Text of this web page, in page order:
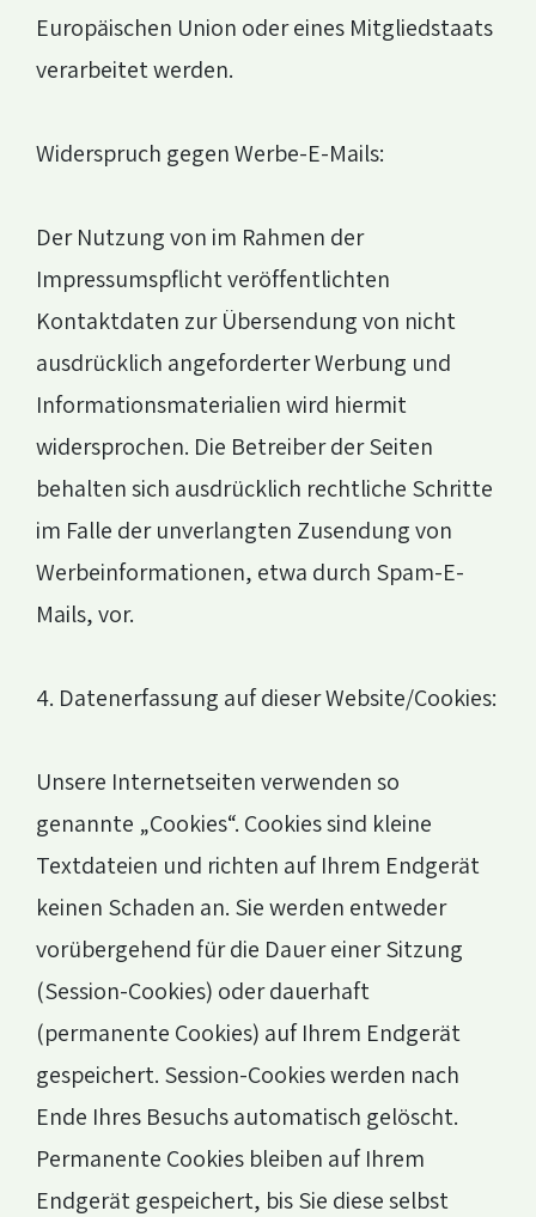
Europäischen Union oder eines Mitgliedstaats
verarbeitet werden.
Widerspruch gegen Werbe-E-Mails:
Der Nutzung von im Rahmen der
Impressumspflicht veröffentlichten
Kontaktdaten zur Übersendung von nicht
ausdrücklich angeforderter Werbung und
Informationsmaterialien wird hiermit
widersprochen. Die Betreiber der Seiten
behalten sich ausdrücklich rechtliche Schritte
im Falle der unverlangten Zusendung von
Werbeinformationen, etwa durch Spam-E-
Mails, vor.
4. Datenerfassung auf dieser Website/Cookies:
Unsere Internetseiten verwenden so
genannte „Cookies“. Cookies sind kleine
Textdateien und richten auf Ihrem Endgerät
keinen Schaden an. Sie werden entweder
vorübergehend für die Dauer einer Sitzung
(Session-Cookies) oder dauerhaft
(permanente Cookies) auf Ihrem Endgerät
gespeichert. Session-Cookies werden nach
Ende Ihres Besuchs automatisch gelöscht.
Permanente Cookies bleiben auf Ihrem
Endgerät gespeichert, bis Sie diese selbst